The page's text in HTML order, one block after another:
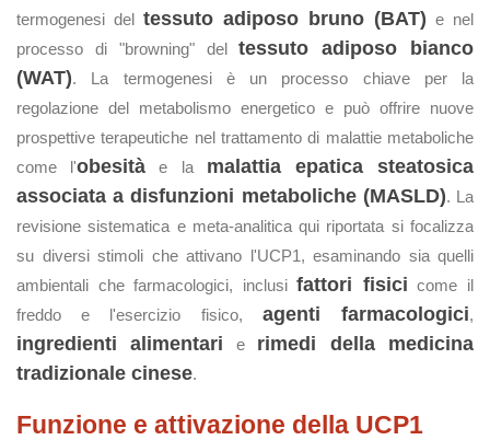
termogenesi del tessuto adiposo bruno (BAT) e nel
processo di "browning" deltessuto adiposo bianco
(WAT). La termogenesi è un processo chiave per la
regolazione del metabolismo energetico e può offrire nuove
prospettive terapeutiche nel trattamento di malattie metaboliche
come l'obesità e la malattia epatica steatosica
associata a disfunzioni metaboliche (MASLD). La
revisione sistematica e meta-analitica qui riportata si focalizza
su diversi stimoli che attivano l'UCP1, esaminando sia quelli
ambientali che farmacologici, inclusifattori fisici come il
freddo e l'esercizio fisico, agenti farmacologici,
ingredienti alimentari e rimedi della medicina
tradizionale cinese.
Funzione e attivazione della UCP1